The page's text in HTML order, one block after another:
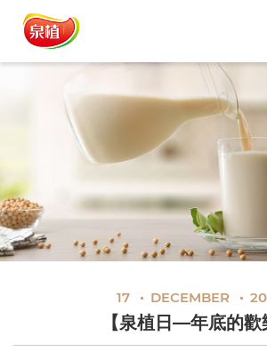
【泉植日—年底
泉植食品
17 DECEMBER
【泉植日—年底的歡